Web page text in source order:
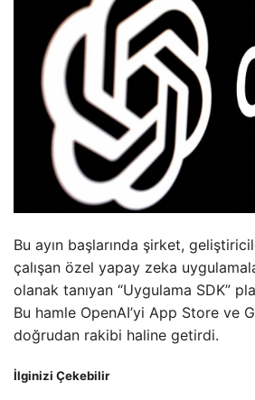
Bu ayın başlarında şirket,
çalışan özel yapay zeka
olanak tanıyan “Uygulama SDK”
Bu hamle OpenAI’yi App Store ve
doğrudan rakibi haline getirdi.
İlginizi Çekebilir